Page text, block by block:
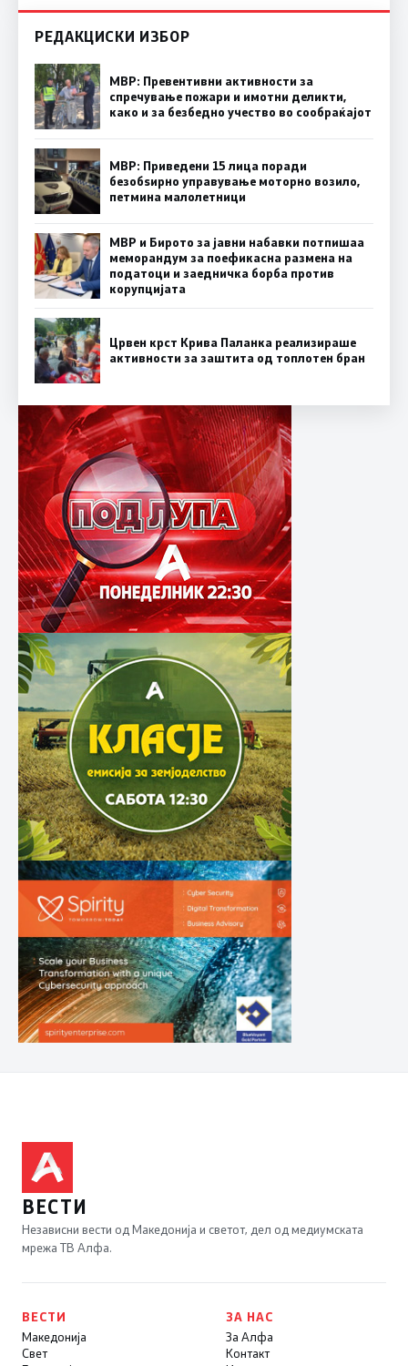
РЕДАКЦИСКИ ИЗБОР
МВР: Превентивни активности за
спречување пожари и имотни деликти,
како и за безбедно учество во сообраќајот
МВР: Приведени 15 лица поради
безобѕирно управување моторно возило,
петмина малолетници
МВР и Бирото за јавни набавки потпишаа
меморандум за поефикасна размена на
податоци и заедничка борба против
корупцијата
Црвен крст Крива Паланка реализираше
активности за заштита од топлотен бран
ВЕСТИ
Независни вести од Македонија и светот, дел од медиумската
мрежа ТВ Алфа.
ВЕСТИ
Македонија
Свет
ЗА НАС
За Алфа
Контакт